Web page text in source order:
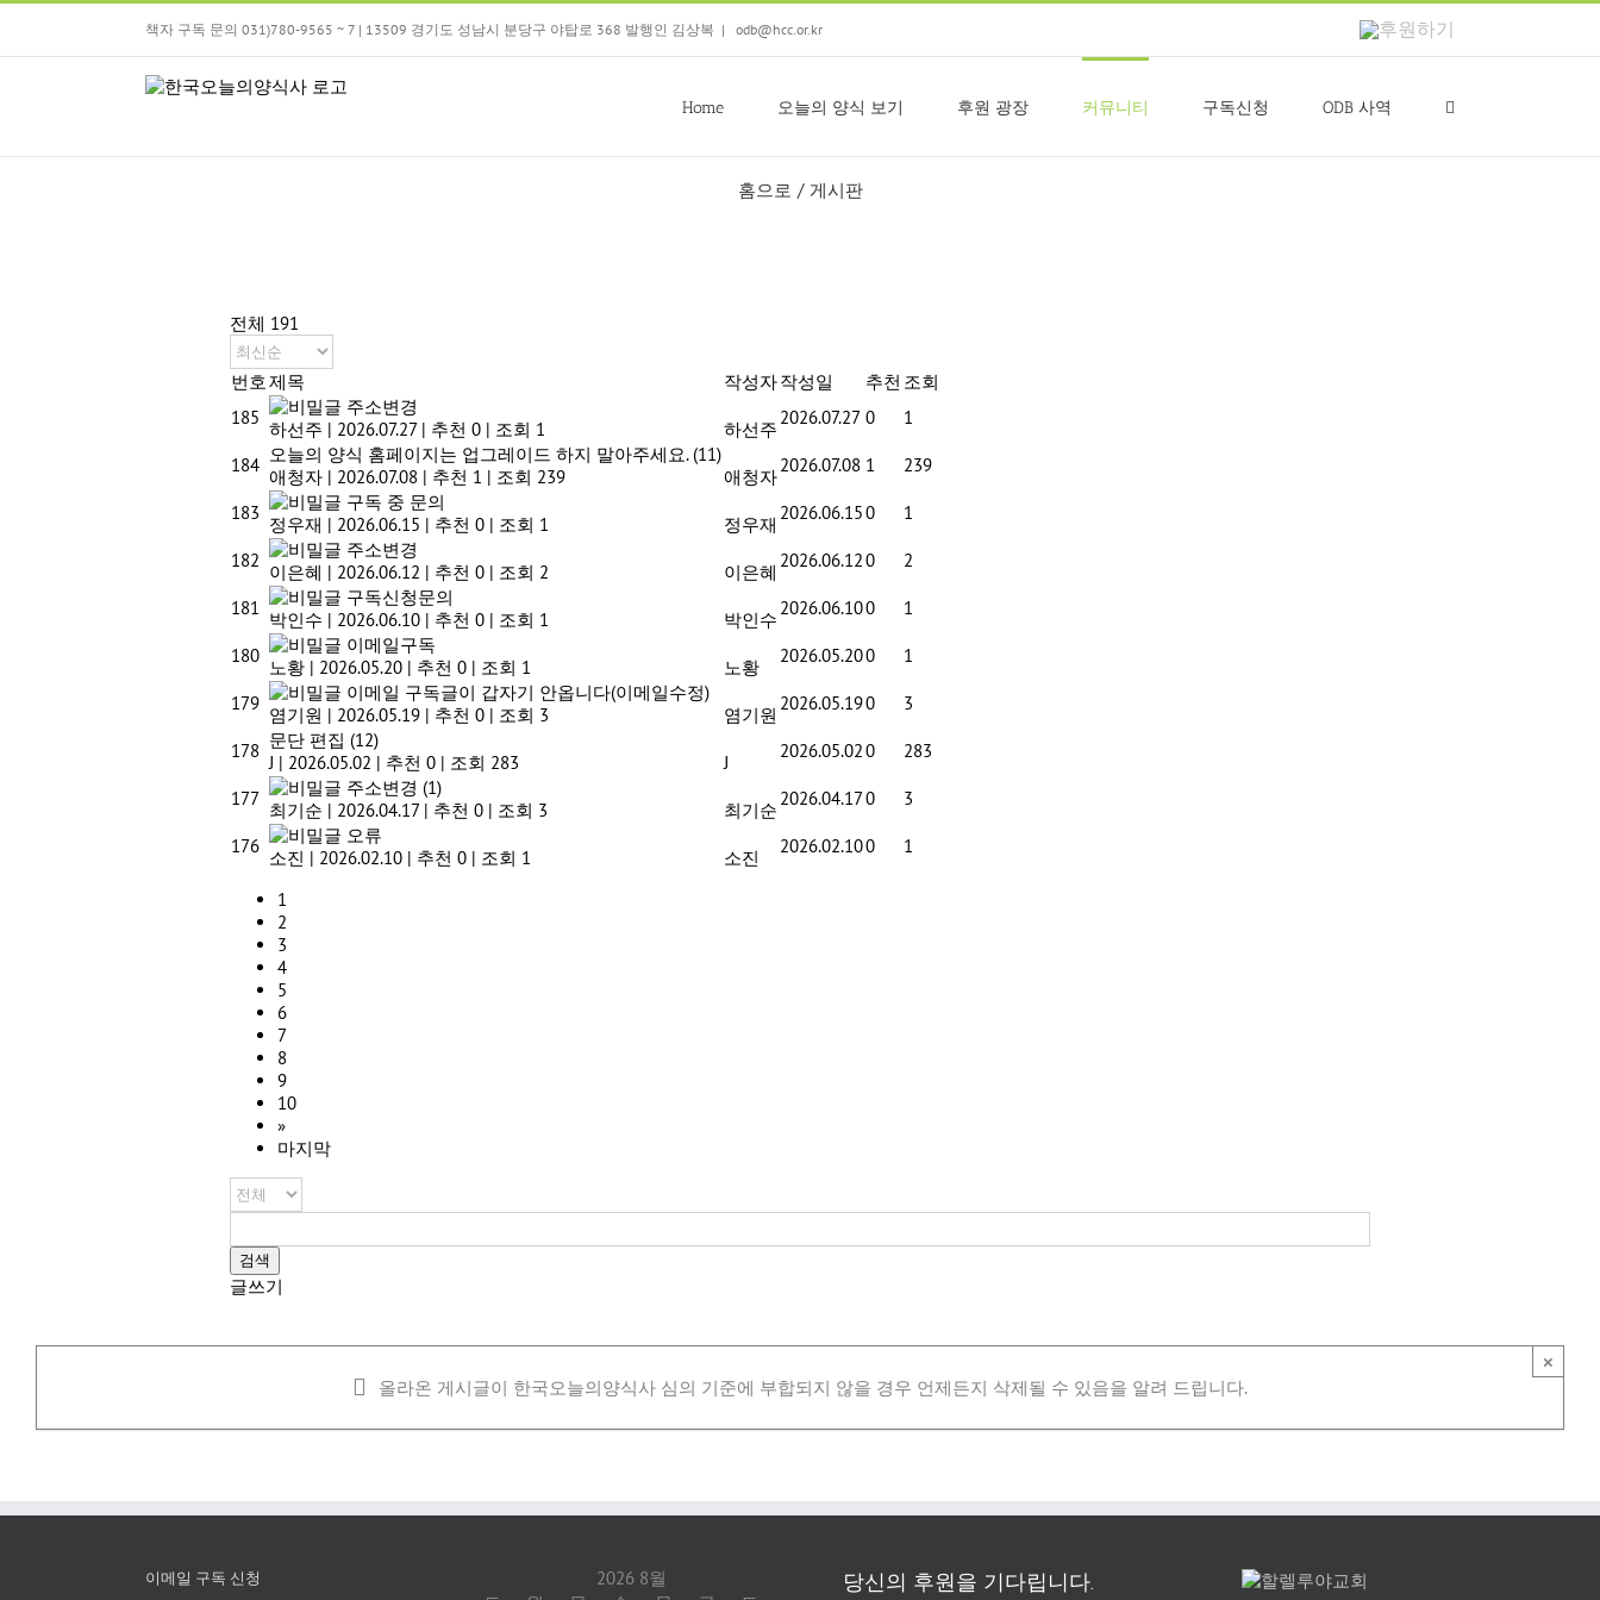
Skip
content
책자 구독 문의 031)780-9565 ~ 7 | 13509 경기도 성남시 분당구 야탑로 368 발행인 김상복 | odb@hcc.or.kr
후
Home
오늘의 양식 보기 후원 광장 커뮤니티 구독신청 ODB 사역
홈으로 / 게시판
전체 191
번호제목 작성자작성일 추천 조회
185
주소변경
하선주 | 2026.07.27 | 추천 0 | 조회 1 하선주
2026.07.27 0 1
184 오늘의 양식 홈페이지는 업그레이드 하지 말아주세요. (11)
애청자 | 2026.07.08 | 추천 1 | 조회 239 애청자
2026.07.08 1 239
183
구독 중 문의
정우재 | 2026.06.15 | 추천 0 | 조회 1 정우재
2026.06.150 1
182
주소변경
이은혜 | 2026.06.12 | 추천 0 | 조회 2 이은혜
2026.06.120 2
181
구독신청문의
박인수 | 2026.06.10 | 추천 0 | 조회 1 박인수
2026.06.100 1
180
이메일구독
노황 | 2026.05.20 | 추천 0 | 조회 1 노황
2026.05.200 1
179
이메일 구독글이 갑자기 안옵니다(이메일수정)
염기원 | 2026.05.19 | 추천 0 | 조회 3 염기원
2026.05.190 3
178 문단 편집 (12)
J | 2026.05.02 | 추천 0 | 조회 283 J
2026.05.020 283
177 주소변경 (1)
최기순 | 2026.04.17 | 추천 0 | 조회 3 최기순
2026.04.170 3
176
오류
소진 | 2026.02.10 | 추천 0 | 조회 1 소진
2026.02.100 1
1
2
3
4
5
6
7
8
9
10
»
마지막
검색
글쓰기
×
올라온 게시글이 한국오늘의양식사 심의 기준에 부합되지 않을 경우 언제든지 삭제될 수 있음을 알려 드립니다.
이메일 구독 신청 2026 8월 당신의 후원을 기다립니다.